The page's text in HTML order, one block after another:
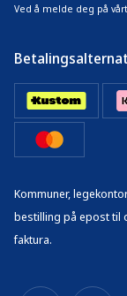
Ved å melde deg på
Kommuner,
bestilling på epost til
faktura.